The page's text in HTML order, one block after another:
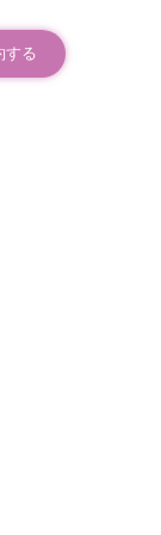
する